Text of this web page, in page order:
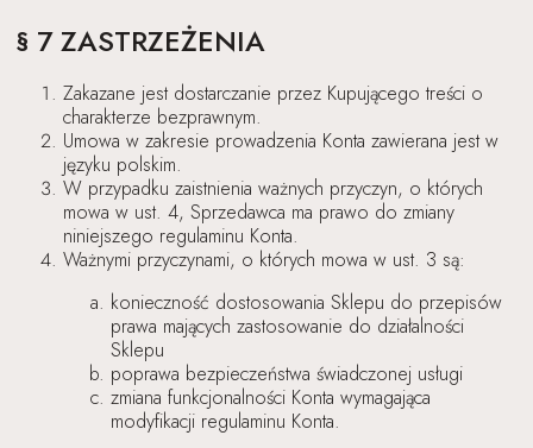
§ 7 ZASTRZEŻENIA
Zakazane jest dostarczanie przez Kupującego treści o
charakterze bezprawnym.
Umowa w zakresie prowadzenia Konta zawierana jest w
języku polskim.
W przypadku zaistnienia ważnych przyczyn, o których
mowa w ust. 4, Sprzedawca ma prawo do zmiany
niniejszego regulaminu Konta.
Ważnymi przyczynami, o których mowa w ust. 3 są:
konieczność dostosowania Sklepu do przepisów
prawa mających zastosowanie do działalności
Sklepu
poprawa bezpieczeństwa świadczonej usługi
zmiana funkcjonalności Konta wymagająca
modyfikacji regulaminu Konta.